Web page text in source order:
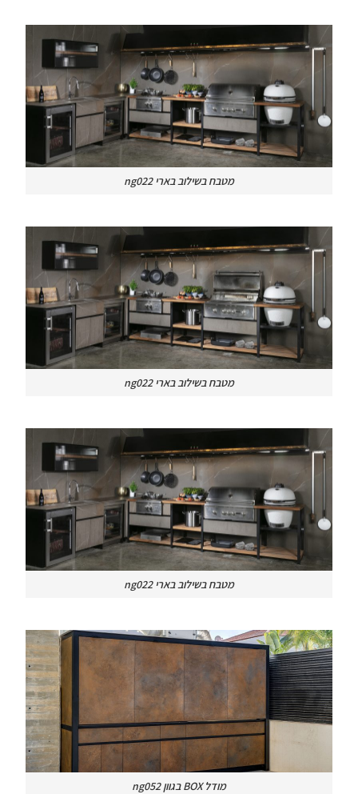
מטבח בשילוב בארי ng022
מטבח בשילוב בארי ng022
מטבח בשילוב בארי ng022
מודל BOX בגוון ng052